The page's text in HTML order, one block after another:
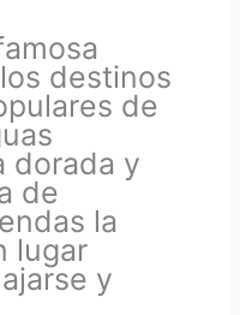
destinos
de
dorada y
de
la
lugar
y